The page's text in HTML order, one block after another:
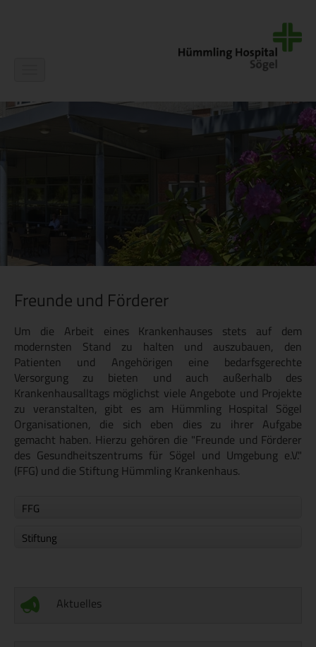
Freunde und Förderer
Um die Arbeit eines Krankenhauses stets auf dem
modernsten Stand zu halten und auszubauen, den
Patienten und Angehörigen eine bedarfsgerechte
Versorgung zu bieten und auch außerhalb des
Krankenhausalltags möglichst viele Angebote und Projekte
zu veranstalten, gibt es am Hümmling Hospital Sögel
Organisationen, die sich eben dies zu ihrer Aufgabe
gemacht haben. Hierzu gehören die "Freunde und Förderer
des Gesundheitszentrums für Sögel und Umgebung e.V."
(FFG) und die Stiftung Hümmling Krankenhaus.
FFG
Stiftung
Aktuelles